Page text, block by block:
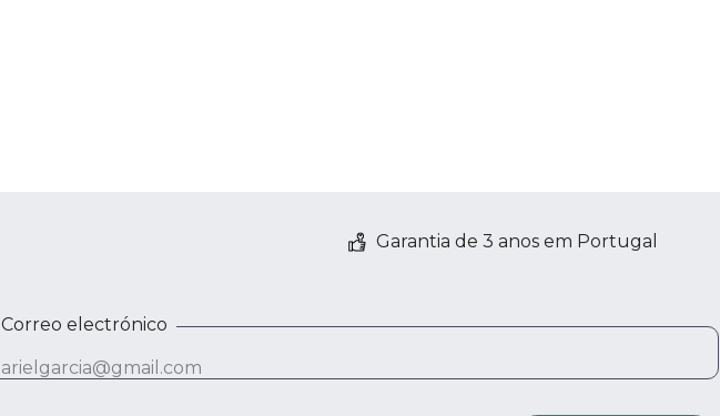
Garantia de 3 anos em Portugal
Correo electrónico